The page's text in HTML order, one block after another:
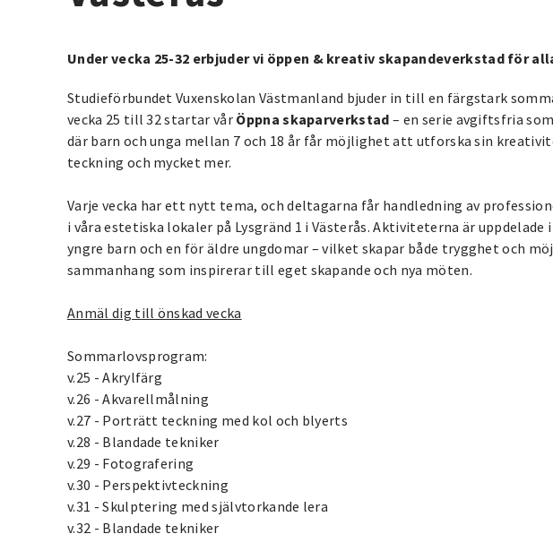
Under vecka 25-32 erbjuder vi öppen & kreativ skapandeverkstad för
Studieförbundet Vuxenskolan Västmanland bjuder in till en färgstark
vecka 25 till 32 startar vår Öppna skaparverkstad – en serie avgiftsfria
där barn och unga mellan 7 och 18 år får möjlighet att utforska sin
teckning och mycket mer.
Varje vecka har ett nytt tema, och deltagarna får handledning av
i våra estetiska lokaler på Lysgränd 1 i Västerås. Aktiviteterna är uppdelade
yngre barn och en för äldre ungdomar – vilket skapar både trygghet och
sammanhang som inspirerar till eget skapande och nya möten.
Anmäl dig till önskad vecka
Sommarlovsprogram:
v.25 - Akrylfärg
v.26 - Akvarellmålning
v.27 - Porträtt teckning med kol och blyerts
v.28 - Blandade tekniker
v.29 - Fotografering
v.30 - Perspektivteckning
v.31 - Skulptering med självtorkande lera
v.32 - Blandade tekniker